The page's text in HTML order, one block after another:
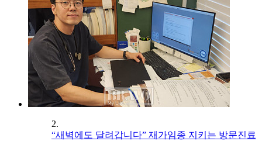
2.
“새벽에도 달려갑니다” 재가임종 지키는 방문진료